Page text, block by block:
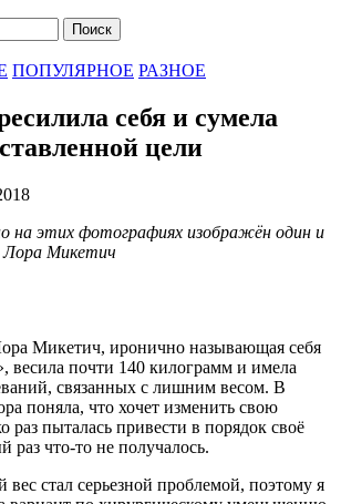
ПОПУЛЯРНОЕ РАЗНОЕ
себя и сумела
цели
на этих фотографиях изображён один и
Микетич
Микетич, иронично называющая себя
весила почти 140 килограмм и имела
связанных с лишним весом. В
поняла, что хочет изменить свою
раз пыталась привести в порядок своё
раз что-то не получалось.
стал серьезной проблемой, поэтому я